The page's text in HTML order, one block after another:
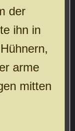
der
ihn in
arme
mitten